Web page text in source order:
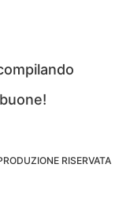
RISERVATA